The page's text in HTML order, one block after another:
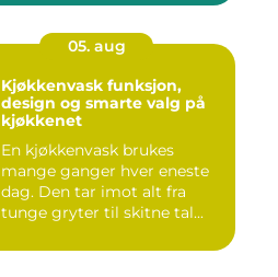
05. aug
Kjøkkenvask funksjon,
design og smarte valg på
kjøkkenet
En kjøkkenvask brukes
mange ganger hver eneste
dag. Den tar imot alt fra
tunge gryter til skitne tal...